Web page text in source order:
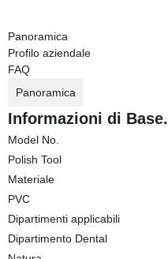
Panoramica
Profilo aziendale
FAQ
Panoramica
Informazioni di Base.
Model No.
Polish Tool
Materiale
PVC
Dipartimenti applicabili
Dipartimento Dental